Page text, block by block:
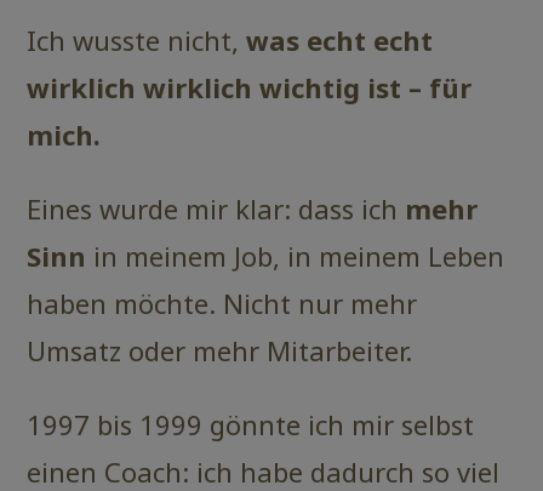
Ich wusste nicht,was echt echt
wirklich wirklich wichtig ist – für
mich.
Eines wurde mir klar: dass ich mehr
Sinn in meinem Job, in meinem Leben
haben möchte. Nicht nur mehr
Umsatz oder mehr Mitarbeiter.
1997 bis 1999 gönnte ich mir selbst
einen Coach: ich habe dadurch so viel